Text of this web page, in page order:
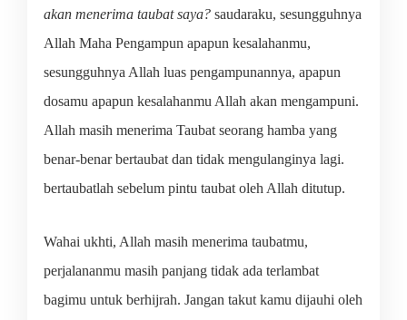
akan menerima taubat saya? saudaraku, sesungguhnya
Allah Maha Pengampun apapun kesalahanmu,
sesungguhnya Allah luas pengampunannya, apapun
dosamu apapun kesalahanmu Allah akan mengampuni.
Allah masih menerima Taubat seorang hamba yang
benar-benar bertaubat dan tidak mengulanginya lagi.
bertaubatlah sebelum pintu taubat oleh Allah ditutup.
Wahai ukhti, Allah masih menerima taubatmu,
perjalananmu masih panjang tidak ada terlambat
bagimu untuk berhijrah. Jangan takut kamu dijauhi oleh